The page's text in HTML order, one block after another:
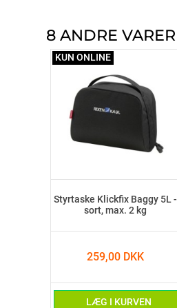
8 ANDRE
Styrtaske Klickfix Baggy 5L -
sort, max. 2 kg
259,00 DKK
LÆG I KURVEN
KUN ONLINE